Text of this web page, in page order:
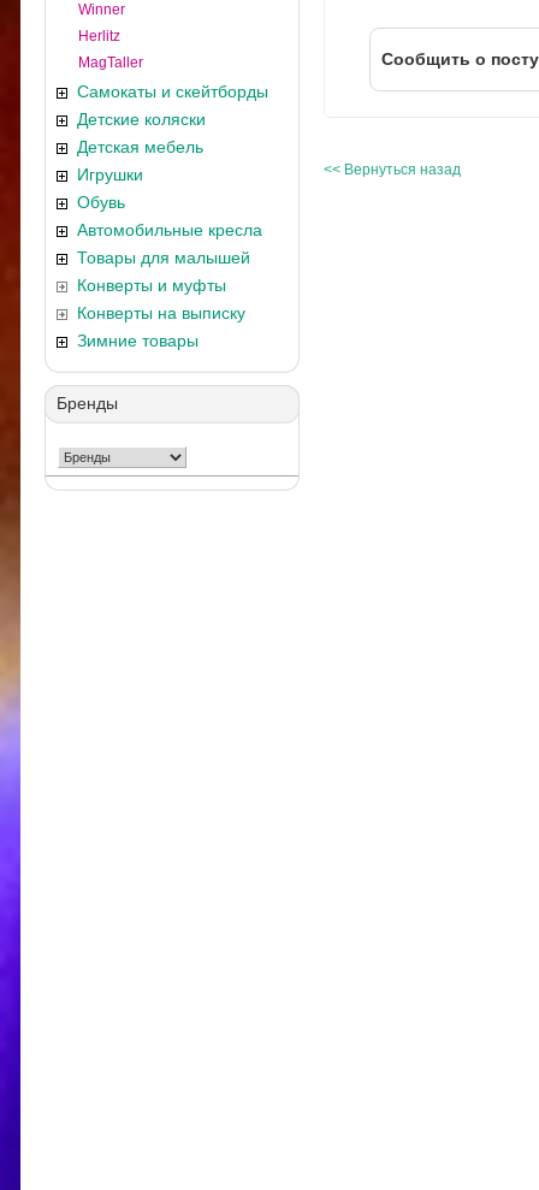
Winner
Herlitz
MagTaller
Самокаты и скейтборды
Детские коляски
Детская мебель
Игрушки
Обувь
Автомобильные кресла
Товары для малышей
Конверты и муфты
Конверты на выписку
Зимние товары
Бренды
Cообщить о
<< Вернуться назад